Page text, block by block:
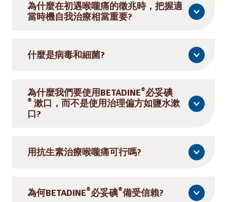
為什麼在初遇喉嚨痛的徵兆時，把握適
當時機自我治療相當重要?
什麼是病毒和細菌?
為什麼我們要使用BETADINE®必妥碘
® 漱口，而不是使用治理偏方如鹽水漱
口?
用抗生素治療喉嚨痛可行嗎?
為何BETADINE®必妥碘®備受信賴?